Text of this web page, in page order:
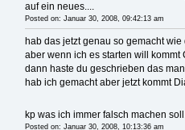
auf ein neues....
Posted on: Januar 30, 2008, 09:42:13 am
hab das jetzt genau so gemacht wie
aber wenn ich es starten will kommt
dann haste du geschrieben das
hab ich gemacht aber jetzt kommt
kp was ich immer falsch machen
Posted on: Januar 30, 2008, 10:13:36 am